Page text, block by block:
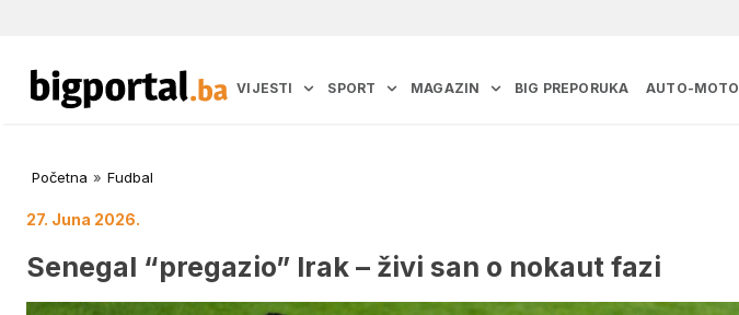
VIJESTI SPORT MAGAZIN BIG PREPORUKA AUTO-MOTO
Početna » Fudbal
27. Juna 2026.
Senegal “pregazio” Irak – živi san o nokaut fazi